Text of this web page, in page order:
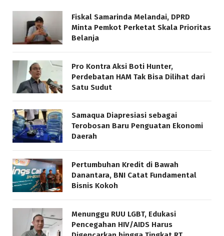
Fiskal Samarinda Melandai, DPRD
Minta Pemkot Perketat Skala Prioritas
Belanja
Pro Kontra Aksi Boti Hunter,
Perdebatan HAM Tak Bisa Dilihat dari
Satu Sudut
Samaqua Diapresiasi sebagai
Terobosan Baru Penguatan Ekonomi
Daerah
Pertumbuhan Kredit di Bawah
Danantara, BNI Catat Fundamental
Bisnis Kokoh
Menunggu RUU LGBT, Edukasi
Pencegahan HIV/AIDS Harus